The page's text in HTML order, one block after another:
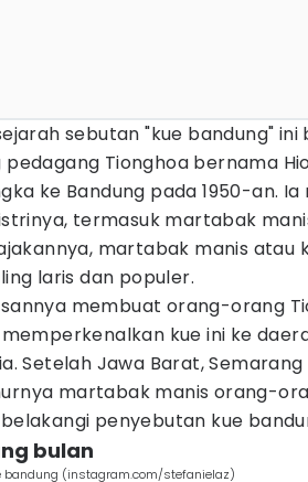
sebutan "kue bandung"
pedagang Tionghoa bernama
ke Bandung pada 1950-an.
termasuk martabak
martabak manis atau
laris dan populer.
membuat orang-orang
kue ini ke
Setelah Jawa Barat,
martabak manis orang-
penyebutan kue
bulan
bandung (instagram.com/stefanielaz)